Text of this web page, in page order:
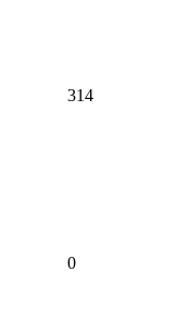
314
0